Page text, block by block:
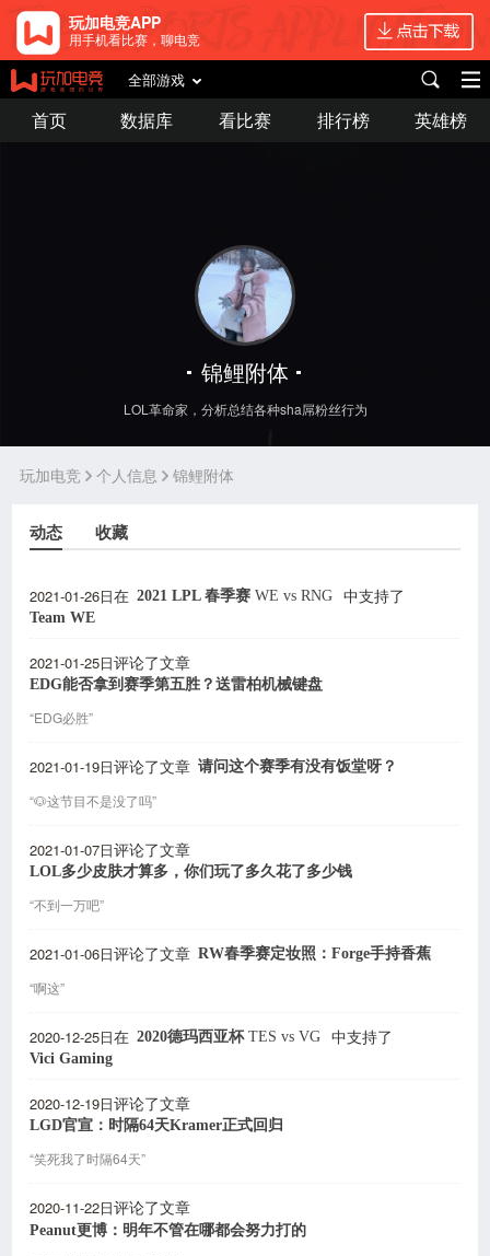
玩加电竞APP
用手机看比赛，聊电竞
全部游戏
首页 数据库 看比赛 排行榜 英雄榜
锦鲤附体
LOL革命家，分析总结各种sha屌粉丝行为
玩加电竞 个人信息 锦鲤附体
动态 收藏
2021-01-26日在 2021 LPL 春季赛WE vs RNG
中支持了
Team WE
2021-01-25日评论了文章
EDG能否拿到赛季第五胜？送雷柏机械键盘
“EDG必胜”
2021-01-19日评论了文章 请问这个赛季有没有饭堂呀？
“🐶这节目不是没了吗”
2021-01-07日评论了文章
LOL多少皮肤才算多，你们玩了多久花了多少钱
“不到一万吧”
2021-01-06日评论了文章 RW春季赛定妆照：Forge手持香蕉
“啊这”
2020-12-25日在 2020德玛西亚杯TES vs VG
中支持了
Vici Gaming
2020-12-19日评论了文章
LGD官宣：时隔64天Kramer正式回归
“笑死我了时隔64天”
2020-11-22日评论了文章
Peanut更博：明年不管在哪都会努力打的